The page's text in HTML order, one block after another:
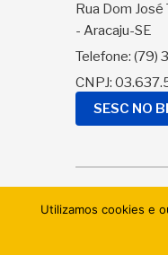
Rua Dom José
- Aracaju-SE
Telefone: (79)
CNPJ:
SESC NO
Utilizamos cookies e